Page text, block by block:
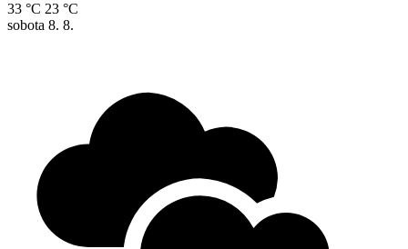
33 °C 23 °C
sobota 8. 8.